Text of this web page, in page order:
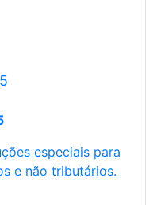
especiais para
e não tributários.